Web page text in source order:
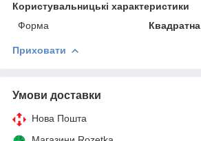
Користувальницькі характеристики
Форма
Квадратна
Приховати
Умови доставки
Нова Пошта